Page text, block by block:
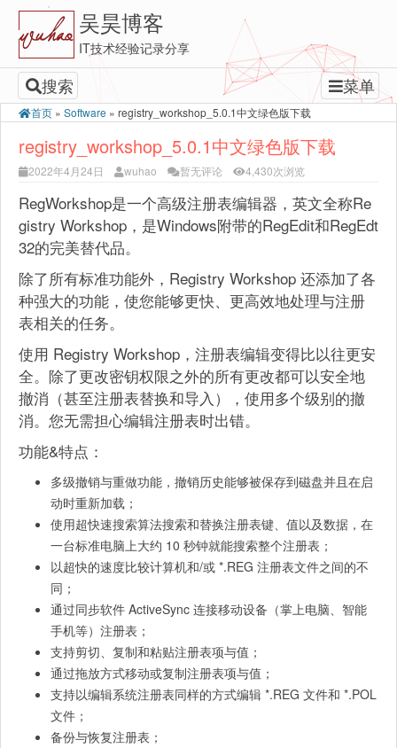
吴昊博客
IT技术经验记录分享
搜索 菜单
首页 » Software » registry_workshop_5.0.1中文绿色版下载
registry_workshop_5.0.1中文绿色版下载
2022年4月24日 wuhao 暂无评论 4,430次浏览
RegWorkshop是一个高级注册表编辑器，英文全称Re
gistry Workshop，是Windows附带的RegEdit和RegEdt
32的完美替代品。
除了所有标准功能外，Registry Workshop 还添加了各
种强大的功能，使您能够更快、更高效地处理与注册
表相关的任务。
使用 Registry Workshop，注册表编辑变得比以往更安
全。除了更改密钥权限之外的所有更改都可以安全地
撤消（甚至注册表替换和导入），使用多个级别的撤
消。您无需担心编辑注册表时出错。
功能&特点：
多级撤销与重做功能，撤销历史能够被保存到磁盘并且在启
动时重新加载；
使用超快速搜索算法搜索和替换注册表键、值以及数据，在
一台标准电脑上大约 10 秒钟就能搜索整个注册表；
以超快的速度比较计算机和/或 *.REG 注册表文件之间的不
同；
通过同步软件 ActiveSync 连接移动设备（掌上电脑、智能
手机等）注册表；
支持剪切、复制和粘贴注册表项与值；
通过拖放方式移动或复制注册表项与值；
支持以编辑系统注册表同样的方式编辑 *.REG 文件和 *.POL
文件；
备份与恢复注册表；